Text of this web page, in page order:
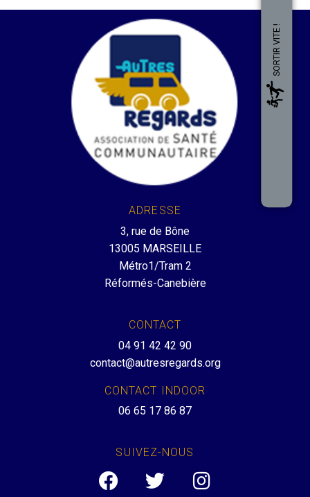
SORTIR VITE !
ADRESSE
3, rue de Bône
13005 MARSEILLE
Métro1/Tram 2
Réformés-Canebière
CONTACT
04 91 42 42 90
contact@autresregards.org
CONTACT INDOOR
06 65 17 86 87
SUIVEZ-NOUS